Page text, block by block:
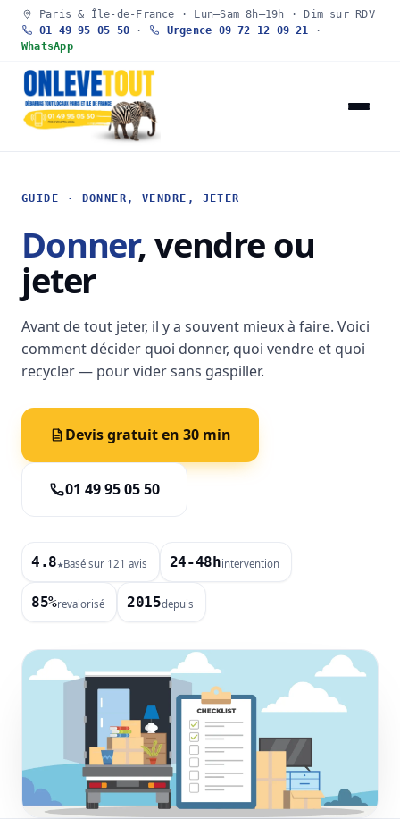
Paris & Île-de-France · Lun–Sam 8h–19h · Dim sur RDV
01 49 95 05 50 · Urgence 09 72 12 09 21 ·
WhatsApp
GUIDE · DONNER, VENDRE, JETER
Donner, vendre ou
jeter
Avant de tout jeter, il y a souvent mieux à faire. Voici
comment décider quoi donner, quoi vendre et quoi
recycler — pour vider sans gaspiller.
Devis gratuit en 30 min
01 49 95 05 50
4.8★Basé sur 121 avis 24-48hintervention
85%revalorisé 2015depuis